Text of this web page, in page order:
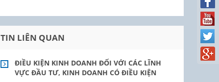
TIN LIÊN QUAN
ĐIỀU KIỆN KINH DOANH ĐỐI VỚI CÁC LĨNH
VỰC ĐẦU TƯ, KINH DOANH CÓ ĐIỀU KIỆN